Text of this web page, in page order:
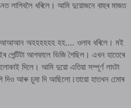
লাগিবলৈ ধৰিলে। আমি দুয়োজনে বাহুৰ মাজত
জাআআআন অহহহহহহ হহ…. ওলাব ধৰিলে। মই
পেন্টিটা আগফালে ভিজি গৈছিল। এখন হাতেৰে
দিলে। আমি দুয়ো এতিয়া সম্পূর্ণ লাংটা
দিও আৰু চুমা দি আছিলো।তায়ো হাতখন মোেৰ